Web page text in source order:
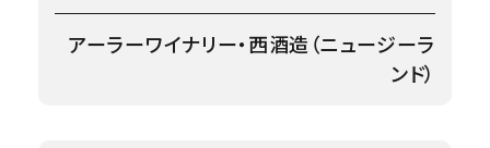
アーラーワイナリー・西酒造（ニュージーラ
ンド）